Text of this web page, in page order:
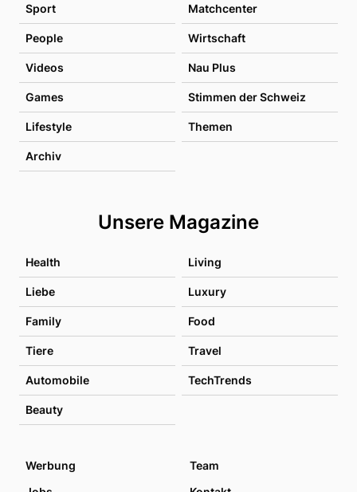
Sport Matchcenter
People Wirtschaft
Videos Nau Plus
Games Stimmen der Schweiz
Lifestyle Themen
Archiv
Unsere Magazine
Health Living
Liebe Luxury
Family Food
Tiere Travel
Automobile TechTrends
Beauty
Werbung
Team